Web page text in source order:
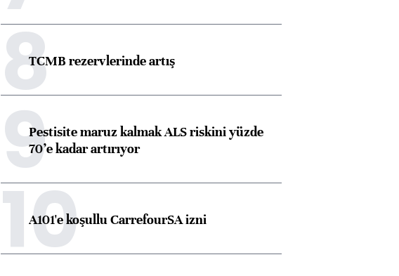
8TCMB rezervlerinde artış
9Pestisite maruz kalmak ALS riskini yüzde
70’e kadar artırıyor
10
A101'e koşullu CarrefourSA izni